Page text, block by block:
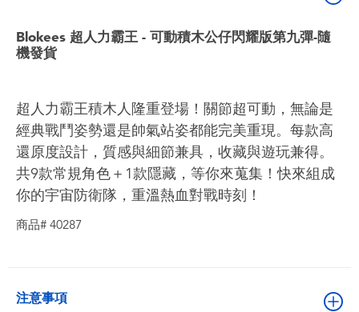
角色收藏
生活雜貨
Blokees 超人力霸王 - 可動積木公仔閃耀版第九彈-隨
機發貨
超人力霸王積木人隆重登場！關節超可動，無論是
經典戰鬥姿勢還是帥氣站姿都能完美重現。每款高
還原度設計，質感與細節兼具，收藏與遊玩兼得。
共9款常規角色＋1款隱藏，等你來蒐集！快來組成
你的宇宙防衛隊，重溫熱血對戰時刻！
商品# 40287
注意事項